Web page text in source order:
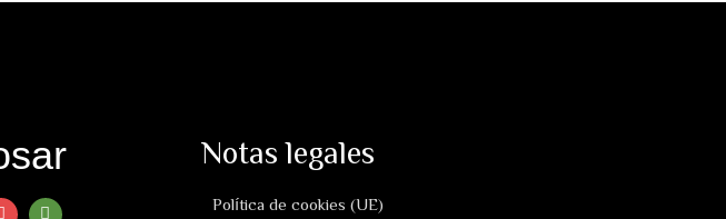
Notas legales
Política de cookies (UE)